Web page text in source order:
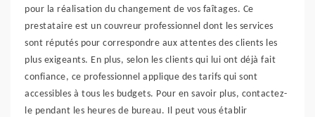
pour la réalisation du changement de vos faîtages. Ce
prestataire est un couvreur professionnel dont les services
sont réputés pour correspondre aux attentes des clients les
plus exigeants. En plus, selon les clients qui lui ont déjà fait
confiance, ce professionnel applique des tarifs qui sont
accessibles à tous les budgets. Pour en savoir plus, contactez-
le pendant les heures de bureau. Il peut vous établir